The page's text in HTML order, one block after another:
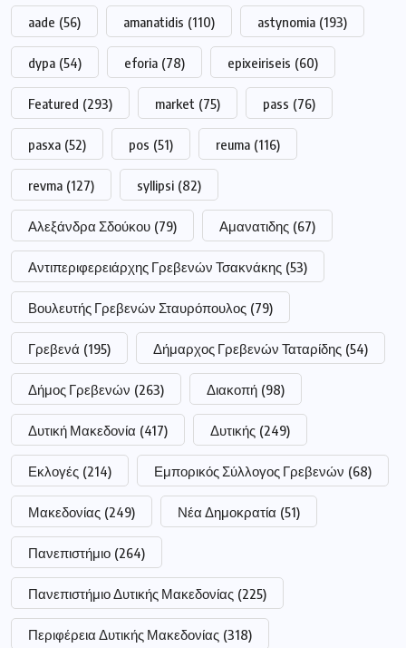
aade (56) amanatidis (110) astynomia (193)
dypa (54) eforia (78) epixeiriseis (60)
Featured (293) market (75) pass (76)
pasxa (52) pos (51) reuma (116)
revma (127) syllipsi (82)
Αλεξάνδρα Σδούκου (79) Αμανατιδης (67)
Αντιπεριφερειάρχης Γρεβενών Τσακνάκης (53)
Βουλευτής Γρεβενών Σταυρόπουλος (79)
Γρεβενά (195) Δήμαρχος Γρεβενών Ταταρίδης (54)
Δήμος Γρεβενών (263) Διακοπή (98)
Δυτική Μακεδονία (417) Δυτικής (249)
Εκλογές (214) Εμπορικός Σύλλογος Γρεβενών (68)
Μακεδονίας (249) Νέα Δημοκρατία (51)
Πανεπιστήμιο (264)
Πανεπιστήμιο Δυτικής Μακεδονίας (225)
Περιφέρεια Δυτικής Μακεδονίας (318)